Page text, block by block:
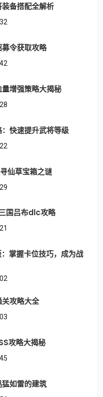
备搭配全解析
令获取攻略
增强策略大揭秘
快速提升武将等级
仙草宝箱之谜
国吕布dlc攻略
掌握卡位技巧，成为战
攻略大全
攻略大揭秘
如雷的建筑